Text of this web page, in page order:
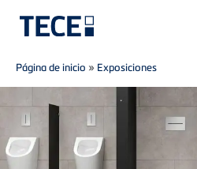
Skip to main content
Breadcrumb
Página de inicio » Exposiciones